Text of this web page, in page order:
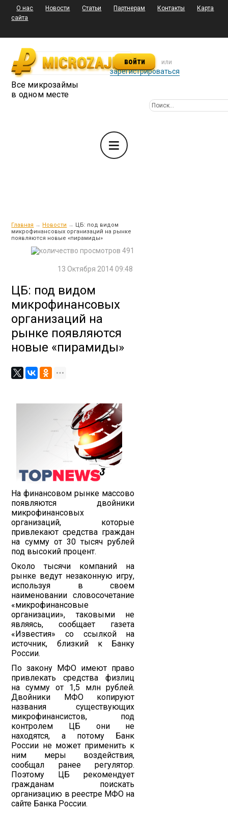
О нас Новости Статьи Партнерам Контакты
Карта
сайта
Все микрозаймы
в одном месте
войти или
зарегистрироваться
Главная → Новости → ЦБ: под видом
микрофинансовых организаций на рынке
появляются новые «пирамиды»
491
13 Октября 2014 09:48
ЦБ: под видом
микрофинансовых
организаций на
рынке появляются
новые «пирамиды»
На финансовом рынке массово
появляются двойники
микрофинансовых
организаций, которые
привлекают средства граждан
на сумму от 30 тысяч рублей
под высокий процент.
Около тысячи компаний на
рынке ведут незаконную игру,
используя в своем
наименовании словосочетание
«микрофинансовые
организации», таковыми не
являясь, сообщает газета
«Известия» со ссылкой на
источник, близкий к Банку
России.
По закону МФО имеют право
привлекать средства физлиц
на сумму от 1,5 млн рублей.
Двойники МФО копируют
названия существующих
микрофинансистов, под
контролем ЦБ они не
находятся, а потому Банк
России не может применить к
ним меры воздействия,
сообщал ранее регулятор.
Поэтому ЦБ рекомендует
гражданам поискать
организацию в реестре МФО на
сайте Банка России.